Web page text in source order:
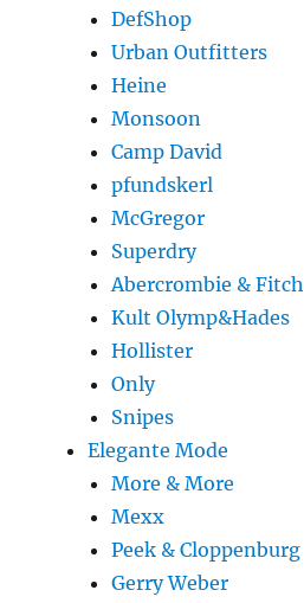
DefShop
Urban Outfitters
Heine
Monsoon
Camp David
pfundskerl
McGregor
Superdry
Abercrombie & Fitch
Kult Olymp&Hades
Hollister
Only
Snipes
Elegante Mode
More & More
Mexx
Peek & Cloppenburg
Gerry Weber